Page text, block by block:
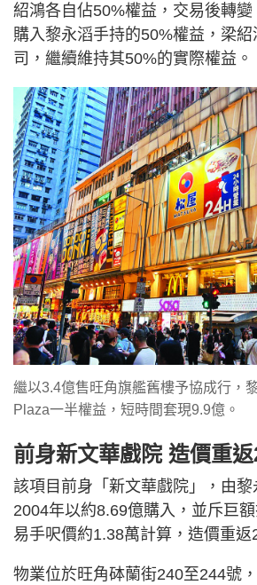
紹鴻各自佔50%權益，交易後轉
購入黎永滔手持的50%權益，梁
司，繼續維持其50%的實際權益。
繼以3.4億售旺角旗艦舊樓予協成行，
Plaza一半權益，短時間套現9.9億。
前身新文華戲院 造價重
該項目前身「新文華戲院」，由
2004年以約8.69億購入，並斥巨
易手呎價約1.38萬計算，造價重返
物業位於旺角砵蘭街240至244號